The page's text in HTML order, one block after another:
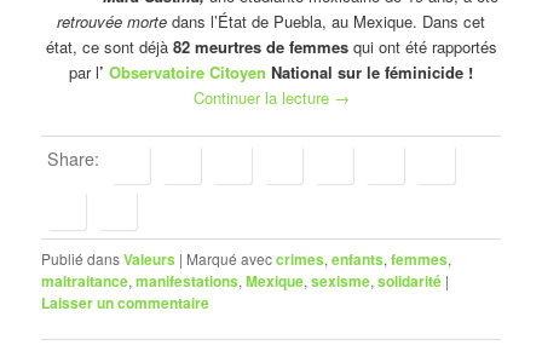
retrouvée morte dans l’État de Puebla, au Mexique. Dans cet
état, ce sont déjà82 meurtres de femmesqui ont été rapportés
par l’ Observatoire Citoyen National sur le féminicide !
Continuer la lecture →
Share:
Publié dansValeurs | Marqué aveccrimes,enfants,femmes,
maltraitance,manifestations,Mexique,sexisme,solidarité |
Laisser un commentaire